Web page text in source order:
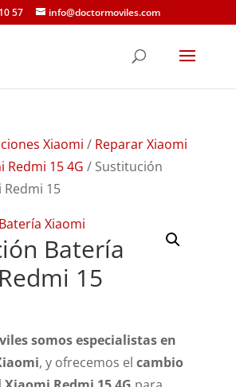
57 info@doctormoviles.com
Xiaomi / Reparar Xiaomi
Redmi 15 4G / Sustitución
Redmi 15
Batería
15
somos especialistas en
, y ofrecemos el cambio